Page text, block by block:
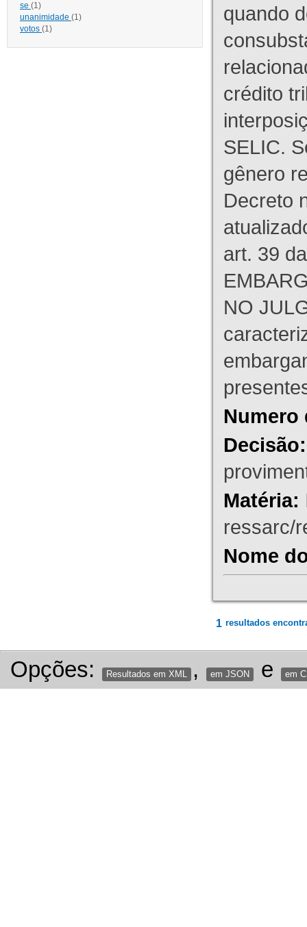
se (1)
unanimidade (1)
votos (1)
quando
crédito
SELIC.
gênero
Decreto
art. 39
NO
Numero
Decisão:
Matéria:
ressarc/
Nome
1 resultados
Opções: Resultados em XML , em JSON e em